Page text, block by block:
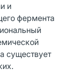
и
фермента
существует